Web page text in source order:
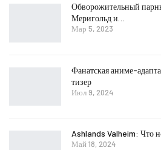
Обворожительный
Меригольд и…
Мар 5, 2023
Фанатская аниме-
тизер
Июл 9, 2024
Ashlands Valheim: Что
Май 18, 2024